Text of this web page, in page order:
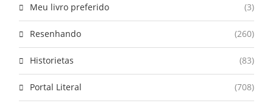
Meu livro preferido (3)
Resenhando (260)
Historietas (83)
Portal Literal (708)